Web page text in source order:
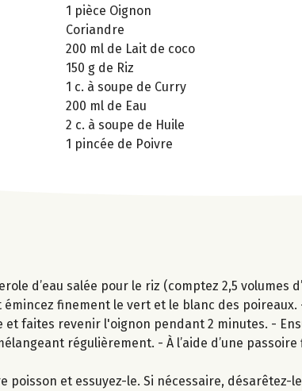
1 pièce Oignon
Coriandre
200 ml de Lait de coco
150 g de Riz
1 c. à soupe de Curry
200 ml de Eau
2 c. à soupe de Huile
1 pincée de Poivre
d’eau salée pour le riz (comptez 2,5 volumes
finement le vert et le blanc des
et faites revenir l'oignon pendant 2 minutes. -
régulièrement. - À l’aide d’une
poisson et essuyez-le. Si nécessaire,